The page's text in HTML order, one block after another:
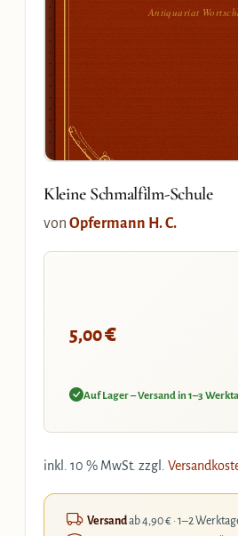
Antiquariat
Kleine Schmalfilm-Schule
von Opfermann H. C.
5,00€
Auf Lager – Versand in 1–3
inkl. 10 % MwSt. zzgl.
Versandab 4,90 € · 1–2